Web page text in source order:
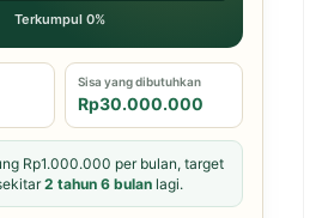
Terkumpul 0%
Sisa yang dibutuhkan
Rp30.000.000
Rp1.000.000 per bulan, target
2 tahun 6 bulan lagi.